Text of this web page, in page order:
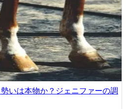
いは本物か？ジェニファーの調